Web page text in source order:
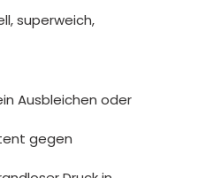
superweich,
Ausbleichen oder
gegen